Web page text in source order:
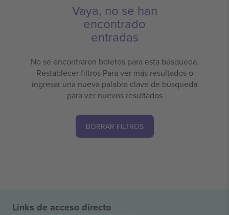
Vaya, no se han
encontrado
entradas
No se encontraron boletos para esta búsqueda.
Restablecer filtros Para ver más resultados o
ingresar una nueva palabra clave de búsqueda
para ver nuevos resultados
BORRAR FILTROS
Links de acceso directo